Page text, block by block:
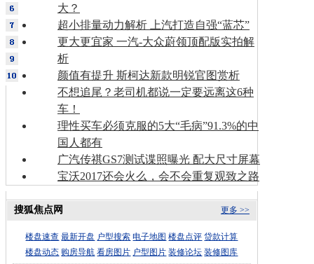
大？
超小排量动力解析 上汽打造自强“蓝芯”
更大更宜家 一汽-大众蔚领顶配版实拍解
析
颜值有提升 斯柯达新款明锐官图赏析
不想追尾？老司机都说一定要远离这6种
车！
理性买车必须克服的5大“毛病”91.3%的中
国人都有
广汽传祺GS7测试谍照曝光 配大尺寸屏幕
宝沃2017还会火么，会不会重复观致之路
更多 >>
搜狐焦点网
楼盘速查 最新开盘 户型搜索 电子地图 楼盘点评 贷款计算
楼盘动态 购房导航 看房图片 户型图片 装修论坛 装修图库